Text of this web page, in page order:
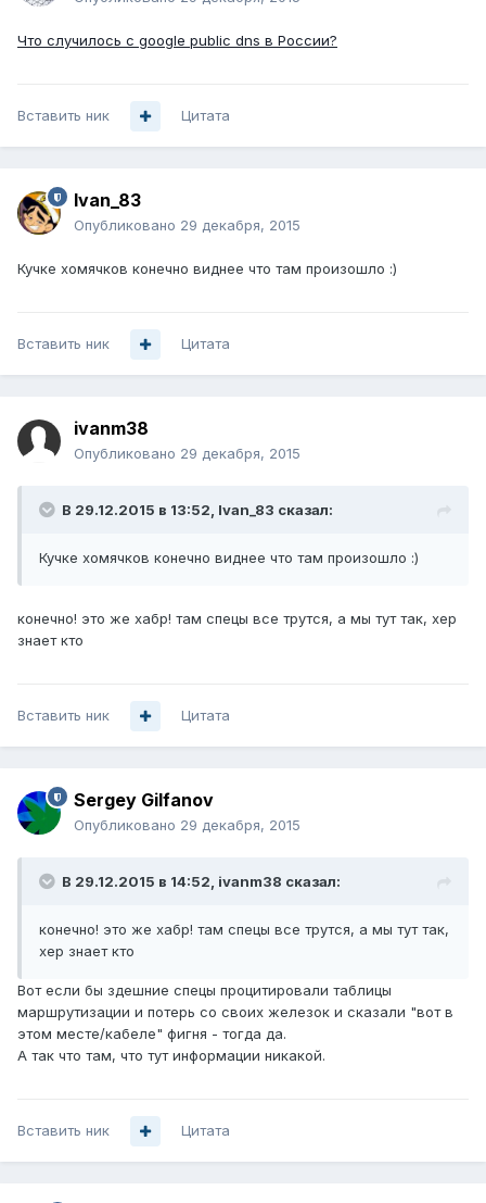
Что случилось с google public dns в России?
Вставить ник Цитата
Ivan_83
Опубликовано 29 декабря, 2015
Кучке хомячков конечно виднее что там произошло :)
Вставить ник Цитата
ivanm38
Опубликовано 29 декабря, 2015
В 29.12.2015 в 13:52, Ivan_83 сказал:
Кучке хомячков конечно виднее что там произошло :)
конечно! это же хабр! там спецы все трутся, а мы тут так, хер
знает кто
Вставить ник Цитата
Sergey Gilfanov
Опубликовано 29 декабря, 2015
В 29.12.2015 в 14:52, ivanm38 сказал:
конечно! это же хабр! там спецы все трутся, а мы тут так,
хер знает кто
Вот если бы здешние спецы процитировали таблицы
маршрутизации и потерь со своих железок и сказали "вот в
этом месте/кабеле" фигня - тогда да.
А так что там, что тут информации никакой.
Вставить ник Цитата